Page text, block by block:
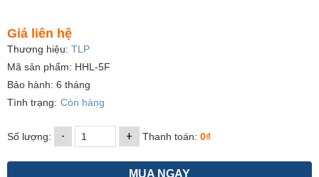
Giá liên hệ
Thương hiệu: TLP
Mã sản phẩm: HHL-5F
Bảo hành: 6 tháng
Tình trạng: Còn hàng
Số lượng: - + Thanh toán: 0₫
MUA NGAY